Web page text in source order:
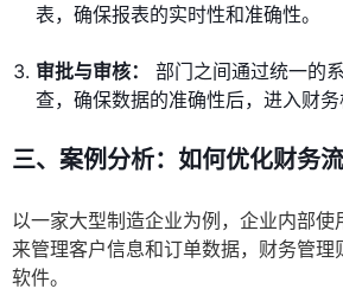
表，确保报表的实时性和准确性。
审批与审核：
部门之间通过统一的
查，确保数据的准确性后，进入财务
三、案例分析：如何优化财务
以一家大型制造企业为例，企业内部使
来管理客户信息和订单数据，财务管理
软件。